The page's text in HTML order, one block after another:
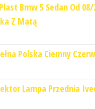
Bmw 5 Sedan Od
Z Matą
Polska Ciemny
Lampa Przednia